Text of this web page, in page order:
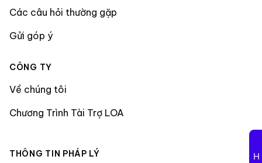
Các câu hỏi thường gặp
Gửi góp ý
CÔNG TY
Về chúng tôi
Chương Trình Tài Trợ LOA
THÔNG TIN PHÁP LÝ